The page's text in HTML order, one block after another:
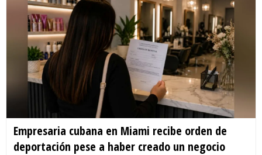
Empresaria cubana en Miami recibe orden de
deportación pese a haber creado un negocio